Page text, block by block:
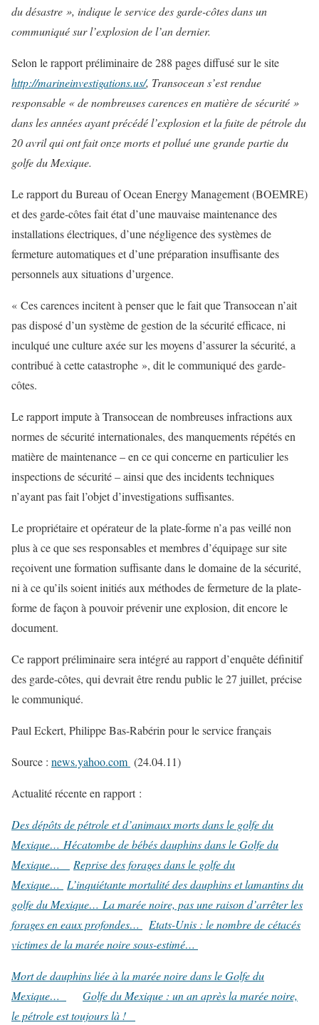
du désastre », indique le service des garde-côtes dans un
communiqué sur l’explosion de l’an dernier.
Selon le rapport préliminaire de 288 pages diffusé sur le site
http://marineinvestigations.us/, Transocean s’est rendue
responsable « de nombreuses carences en matière de sécurité »
dans les années ayant précédé l’explosion et la fuite de pétrole du
20 avril qui ont fait onze morts et pollué une grande partie du
golfe du Mexique.
Le rapport du Bureau of Ocean Energy Management (BOEMRE)
et des garde-côtes fait état d’une mauvaise maintenance des
installations électriques, d’une négligence des systèmes de
fermeture automatiques et d’une préparation insuffisante des
personnels aux situations d’urgence.
« Ces carences incitent à penser que le fait que Transocean n’ait
pas disposé d’un système de gestion de la sécurité efficace, ni
inculqué une culture axée sur les moyens d’assurer la sécurité, a
contribué à cette catastrophe », dit le communiqué des garde-
côtes.
Le rapport impute à Transocean de nombreuses infractions aux
normes de sécurité internationales, des manquements répétés en
matière de maintenance – en ce qui concerne en particulier les
inspections de sécurité – ainsi que des incidents techniques
n’ayant pas fait l’objet d’investigations suffisantes.
Le propriétaire et opérateur de la plate-forme n’a pas veillé non
plus à ce que ses responsables et membres d’équipage sur site
reçoivent une formation suffisante dans le domaine de la sécurité,
ni à ce qu’ils soient initiés aux méthodes de fermeture de la plate-
forme de façon à pouvoir prévenir une explosion, dit encore le
document.
Ce rapport préliminaire sera intégré au rapport d’enquête définitif
des garde-côtes, qui devrait être rendu public le 27 juillet, précise
le communiqué.
Paul Eckert, Philippe Bas-Rabérin pour le service français
Source : news.yahoo.com (24.04.11)
Actualité récente en rapport :
Des dépôts de pétrole et d’animaux morts dans le golfe du
Mexique… Hécatombe de bébés dauphins dans le Golfe du
Mexique…
Reprise des forages dans le golfe du
Mexique…
L’inquiétante mortalité des dauphins et lamantins du
golfe du Mexique… La marée noire, pas une raison d’arrêter les
forages en eaux profondes…
Etats-Unis : le nombre de cétacés
victimes de la marée noire sous-estimé…
Mort de dauphins liée à la marée noire dans le Golfe du
Mexique…
Golfe du Mexique : un an après la marée noire,
le pétrole est toujours là !